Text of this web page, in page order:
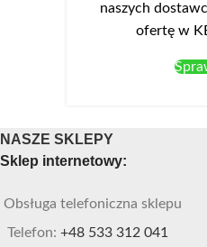
naszych
ofertę w
NASZE SKLEPY
Sklep internetowy:
Obsługa telefoniczna sklepu
Telefon: +48 533 312 041